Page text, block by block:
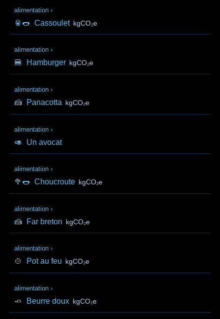
alimentation ›
🥫🌭 Cassoulet kgCO₂e
alimentation ›
🍔 Hamburger kgCO₂e
alimentation ›
🍰 Panacotta kgCO₂e
alimentation ›
🥑 Un avocat
alimentation ›
🥦🌭 Choucroute kgCO₂e
alimentation ›
🍰 Far breton kgCO₂e
alimentation ›
🍲 Pot au feu kgCO₂e
alimentation ›
🧈 Beurre doux kgCO₂e